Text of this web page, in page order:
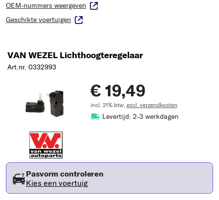
OEM-nummers weergeven
Geschikte voertuigen
VAN WEZEL Lichthoogteregelaar
Art.nr. 0332993
€ 19,49
incl. 21% btw, excl. verzendkosten
Levertijd: 2-3 werkdagen
Pasvorm controleren
Kies een voertuig